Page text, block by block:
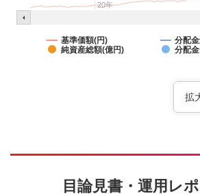
20年
基準価額(円)
分配
純資産総額(億円)
分配金
拡
目論見書・運用レ